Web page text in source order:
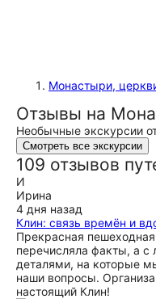
Монастыри,
Отзывы на
Необычные экскурсии
Смотреть все экскурсии
109 отзывов
И
Ирина
4 дня назад
Клин: связь времён и
Прекрасная
перечисляла факты, а
деталями, на которые
наши вопросы.
настоящий Клин!